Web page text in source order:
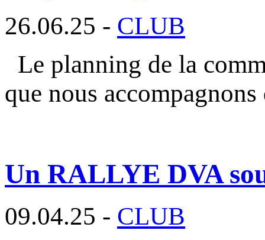
26.06.25 - CLUB
Le planning de la
que nous
Un RALLYE DVA
09.04.25 - CLUB